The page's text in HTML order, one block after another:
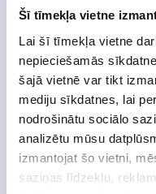
Šī tīmekļa vietne
Lai šī tīmekļa vietne
nepieciešamās
šajā vietnē var tikt
mediju sīkdatnes, lai
nodrošinātu sociālo
analizētu mūsu
izmantojat šo vietni,
saziņas līdzekļu,
piegulšanai,
Aizsardzība ziemā
Pasargā ķepas no
apsaldējumiem.
nodrošina komfortu
Aizsardzība vasarā
Aizsargā no karsta
pludmales smiltīm,
diskomfortu.